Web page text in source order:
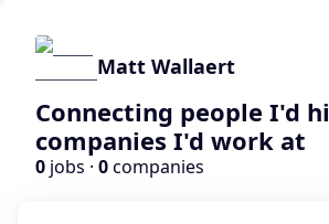
Matt Wallaert
Connecting people I'd
companies I'd work at
0 jobs · 0companies